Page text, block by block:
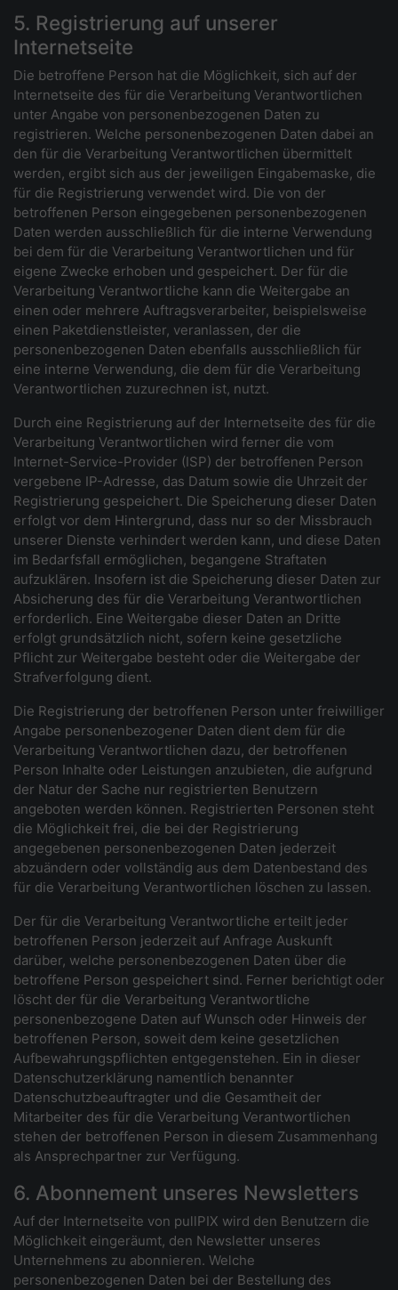
5. Registrierung auf unserer
Internetseite
Die betroffene Person hat die Möglichkeit, sich auf der
Internetseite des für die Verarbeitung Verantwortlichen
unter Angabe von personenbezogenen Daten zu
registrieren. Welche personenbezogenen Daten dabei an
den für die Verarbeitung Verantwortlichen übermittelt
werden, ergibt sich aus der jeweiligen Eingabemaske, die
für die Registrierung verwendet wird. Die von der
betroffenen Person eingegebenen personenbezogenen
Daten werden ausschließlich für die interne Verwendung
bei dem für die Verarbeitung Verantwortlichen und für
eigene Zwecke erhoben und gespeichert. Der für die
Verarbeitung Verantwortliche kann die Weitergabe an
einen oder mehrere Auftragsverarbeiter, beispielsweise
einen Paketdienstleister, veranlassen, der die
personenbezogenen Daten ebenfalls ausschließlich für
eine interne Verwendung, die dem für die Verarbeitung
Verantwortlichen zuzurechnen ist, nutzt.
Durch eine Registrierung auf der Internetseite des für die
Verarbeitung Verantwortlichen wird ferner die vom
Internet-Service-Provider (ISP) der betroffenen Person
vergebene IP-Adresse, das Datum sowie die Uhrzeit der
Registrierung gespeichert. Die Speicherung dieser Daten
erfolgt vor dem Hintergrund, dass nur so der Missbrauch
unserer Dienste verhindert werden kann, und diese Daten
im Bedarfsfall ermöglichen, begangene Straftaten
aufzuklären. Insofern ist die Speicherung dieser Daten zur
Absicherung des für die Verarbeitung Verantwortlichen
erforderlich. Eine Weitergabe dieser Daten an Dritte
erfolgt grundsätzlich nicht, sofern keine gesetzliche
Pflicht zur Weitergabe besteht oder die Weitergabe der
Strafverfolgung dient.
Die Registrierung der betroffenen Person unter freiwilliger
Angabe personenbezogener Daten dient dem für die
Verarbeitung Verantwortlichen dazu, der betroffenen
Person Inhalte oder Leistungen anzubieten, die aufgrund
der Natur der Sache nur registrierten Benutzern
angeboten werden können. Registrierten Personen steht
die Möglichkeit frei, die bei der Registrierung
angegebenen personenbezogenen Daten jederzeit
abzuändern oder vollständig aus dem Datenbestand des
für die Verarbeitung Verantwortlichen löschen zu lassen.
Der für die Verarbeitung Verantwortliche erteilt jeder
betroffenen Person jederzeit auf Anfrage Auskunft
darüber, welche personenbezogenen Daten über die
betroffene Person gespeichert sind. Ferner berichtigt oder
löscht der für die Verarbeitung Verantwortliche
personenbezogene Daten auf Wunsch oder Hinweis der
betroffenen Person, soweit dem keine gesetzlichen
Aufbewahrungspflichten entgegenstehen. Ein in dieser
Datenschutzerklärung namentlich benannter
Datenschutzbeauftragter und die Gesamtheit der
Mitarbeiter des für die Verarbeitung Verantwortlichen
stehen der betroffenen Person in diesem Zusammenhang
als Ansprechpartner zur Verfügung.
6. Abonnement unseres Newsletters
Auf der Internetseite von pullPIX wird den Benutzern die
Möglichkeit eingeräumt, den Newsletter unseres
Unternehmens zu abonnieren. Welche
personenbezogenen Daten bei der Bestellung des